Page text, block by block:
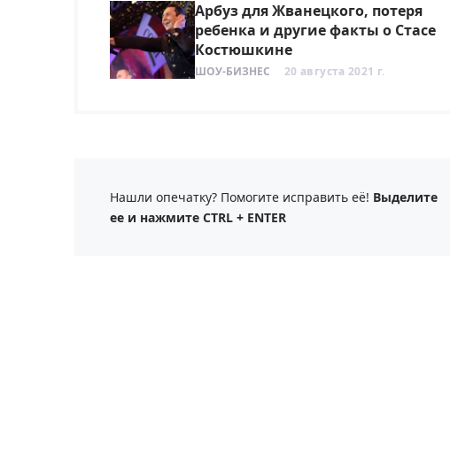
Арбуз для Жванецкого, потеря
ребенка и другие факты о Стасе
Костюшкине
ШОУ-БИЗНЕС 20 августа 2021 г.
Нашли опечатку? Помогите исправить её! Выделите
ее и нажмите CTRL + ENTER